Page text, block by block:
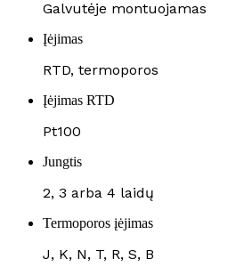
Galvutėje montuojamas
Įėjimas
RTD, termoporos
Įėjimas RTD
Pt100
Jungtis
2, 3 arba 4 laidų
Termoporos įėjimas
J, K, N, T, R, S, B